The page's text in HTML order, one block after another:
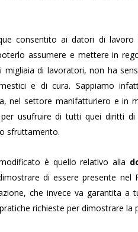
consentito ai datori di lavoro
assumere e mettere in
migliaia di lavoratori, non ha
e di cura. Sappiamo
nel settore manifatturiero e
usufruire di tutti quei diritti
sfruttamento.
è quello relativo alla
di essere presente nel
che invece va garantita
richieste per dimostrare la